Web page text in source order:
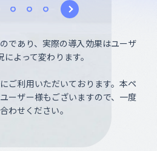
であり、実際の導入効果はユーザ
よって変わります。
ご利用いただいております。本ペ
ーザー様もございますので、一度
わせください。